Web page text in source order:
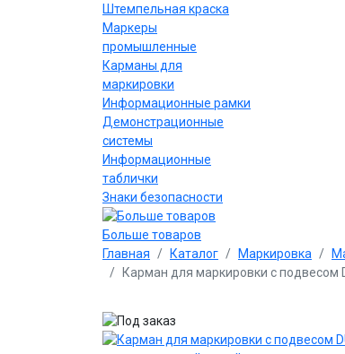
Штемпельная краска
Маркеры
промышленные
Карманы для
маркировки
Информационные рамки
Демонстрационные
системы
Информационные
таблички
Знаки безопасности
Больше товаров
Главная Каталог Маркировка
Карман для маркировки с подвесом